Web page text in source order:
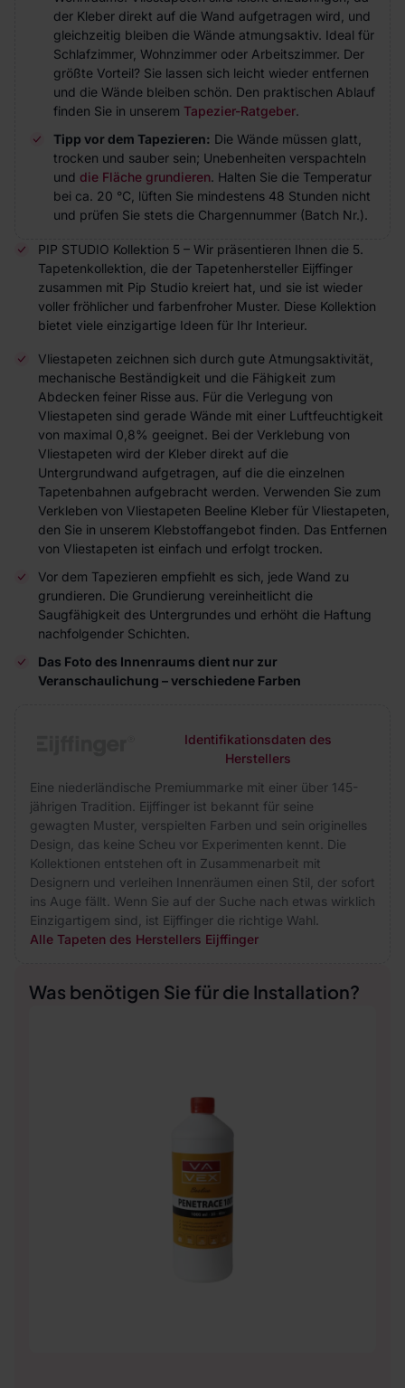
der Kleber direkt auf die Wand aufgetragen wird, und
gleichzeitig bleiben die Wände atmungsaktiv. Ideal für
Schlafzimmer, Wohnzimmer oder Arbeitszimmer. Der
größte Vorteil? Sie lassen sich leicht wieder entfernen
und die Wände bleiben schön. Den praktischen Ablauf
finden Sie in unserem Tapezier-Ratgeber.
Tipp vor dem Tapezieren: Die Wände müssen glatt,
trocken und sauber sein; Unebenheiten verspachteln
und die Fläche grundieren. Halten Sie die Temperatur
bei ca. 20 °C, lüften Sie mindestens 48 Stunden nicht
und prüfen Sie stets die Chargennummer (Batch Nr.).
PIP STUDIO Kollektion 5 – Wir präsentieren Ihnen die 5.
Tapetenkollektion, die der Tapetenhersteller Eijffinger
zusammen mit Pip Studio kreiert hat, und sie ist wieder
voller fröhlicher und farbenfroher Muster. Diese Kollektion
bietet viele einzigartige Ideen für Ihr Interieur.
Vliestapeten zeichnen sich durch gute Atmungsaktivität,
mechanische Beständigkeit und die Fähigkeit zum
Abdecken feiner Risse aus. Für die Verlegung von
Vliestapeten sind gerade Wände mit einer Luftfeuchtigkeit
von maximal 0,8% geeignet. Bei der Verklebung von
Vliestapeten wird der Kleber direkt auf die
Untergrundwand aufgetragen, auf die die einzelnen
Tapetenbahnen aufgebracht werden. Verwenden Sie zum
Verkleben von Vliestapeten Beeline Kleber für Vliestapeten,
den Sie in unserem Klebstoffangebot finden. Das Entfernen
von Vliestapeten ist einfach und erfolgt trocken.
Vor dem Tapezieren empfiehlt es sich, jede Wand zu
grundieren. Die Grundierung vereinheitlicht die
Saugfähigkeit des Untergrundes und erhöht die Haftung
nachfolgender Schichten.
Das Foto des Innenraums dient nur zur
Veranschaulichung – verschiedene Farben
Identifikationsdaten des
Herstellers
Eine niederländische Premiummarke mit einer über 145-
jährigen Tradition. Eijffinger ist bekannt für seine
gewagten Muster, verspielten Farben und sein originelles
Design, das keine Scheu vor Experimenten kennt. Die
Kollektionen entstehen oft in Zusammenarbeit mit
Designern und verleihen Innenräumen einen Stil, der sofort
ins Auge fällt. Wenn Sie auf der Suche nach etwas wirklich
Einzigartigem sind, ist Eijffinger die richtige Wahl.
Alle Tapeten des Herstellers Eijffinger
Was benötigen Sie für die Installation?